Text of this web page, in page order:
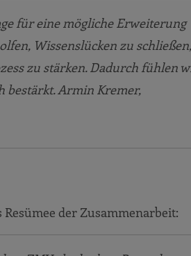
für eine mögliche Erweiterung
Wissenslücken zu schließen,
zu stärken. Dadurch fühlen
bestärkt. Armin Kremer,
der Zusammenarbeit: